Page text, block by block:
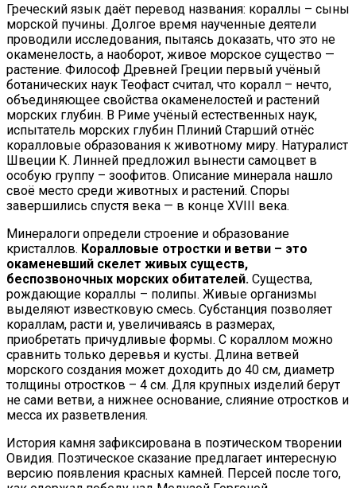
Греческий язык даёт перевод названия: кораллы – сыны
морской пучины. Долгое время наученные деятели
проводили исследования, пытаясь доказать, что это не
окаменелость, а наоборот, живое морское существо —
растение. Философ Древней Греции первый учёный
ботанических наук Теофаст считал, что коралл – нечто,
объединяющее свойства окаменелостей и растений
морских глубин. В Риме учёный естественных наук,
испытатель морских глубин Плиний Старший отнёс
коралловые образования к животному миру. Натуралист
Швеции К. Линней предложил вынести самоцвет в
особую группу – зоофитов. Описание минерала нашло
своё место среди животных и растений. Споры
завершились спустя века — в конце XVIII века.
Минералоги определи строение и образование
кристаллов. Коралловые отростки и ветви – это
окаменевший скелет живых существ,
беспозвоночных морских обитателей. Существа,
рождающие кораллы – полипы. Живые организмы
выделяют известковую смесь. Субстанция позволяет
кораллам, расти и, увеличиваясь в размерах,
приобретать причудливые формы. С кораллом можно
сравнить только деревья и кусты. Длина ветвей
морского создания может доходить до 40 см, диаметр
толщины отростков – 4 см. Для крупных изделий берут
не сами ветви, а нижнее основание, слияние отростков и
месса их разветвления.
История камня зафиксирована в поэтическом творении
Овидия. Поэтическое сказание предлагает интересную
версию появления красных камней. Персей после того,